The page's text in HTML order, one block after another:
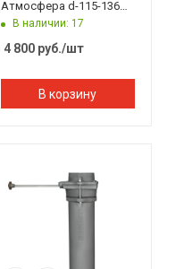
Атмосфера d-115-136
мм с ревизией
В наличии: 17
4 800руб./шт
В корзину